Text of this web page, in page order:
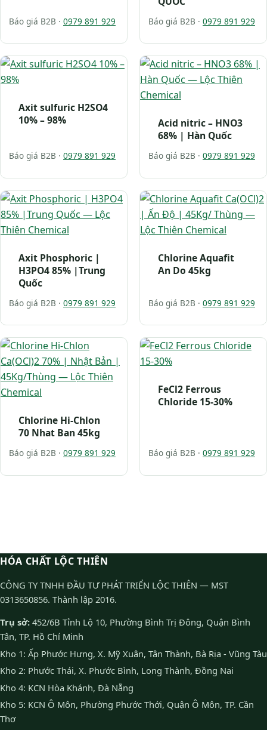
Báo giá B2B · 0979 891 929 Báo giá B2B · 0979 891 929
Axit sulfuric H2SO4
10% – 98%
Báo giá B2B · 0979 891 929
Acid nitric – HNO3
68% | Hàn Quốc
Báo giá B2B · 0979 891 929
Axit Phosphoric |
H3PO4 85% |Trung
Quốc
Báo giá B2B · 0979 891 929
Chlorine Aquafit
An Do 45kg
Báo giá B2B · 0979 891 929
Chlorine Hi-Chlon
70 Nhat Ban 45kg
Báo giá B2B · 0979 891 929
FeCl2 Ferrous
Chloride 15-30%
Báo giá B2B · 0979 891 929
HÓA CHẤT LỘC THIÊN
CÔNG TY TNHH ĐẦU TƯ PHÁT TRIỂN LỘC THIÊN — MST
0313650856. Thành lập 2016.
Trụ sở: 452/6B Tỉnh Lộ 10, Phường Bình Trị Đông, Quận Bình
Tân, TP. Hồ Chí Minh
Kho 1: Ấp Phước Hưng, X. Mỹ Xuân, Tân Thành, Bà Rịa - Vũng Tàu
Kho 2: Phước Thái, X. Phước Bình, Long Thành, Đồng Nai
Kho 4: KCN Hòa Khánh, Đà Nẵng
Kho 5: KCN Ô Môn, Phường Phước Thới, Quận Ô Môn, TP. Cần
Thơ